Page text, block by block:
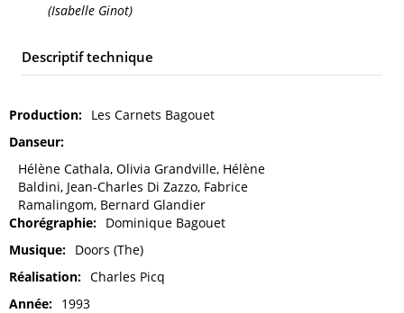
(Isabelle Ginot)
Descriptif technique
Production
Les Carnets Bagouet
Danseur
Hélène Cathala, Olivia Grandville, Hélène
Baldini, Jean-Charles Di Zazzo, Fabrice
Ramalingom, Bernard Glandier
Chorégraphie
Dominique Bagouet
Musique
Doors (The)
Réalisation
Charles Picq
Année
1993